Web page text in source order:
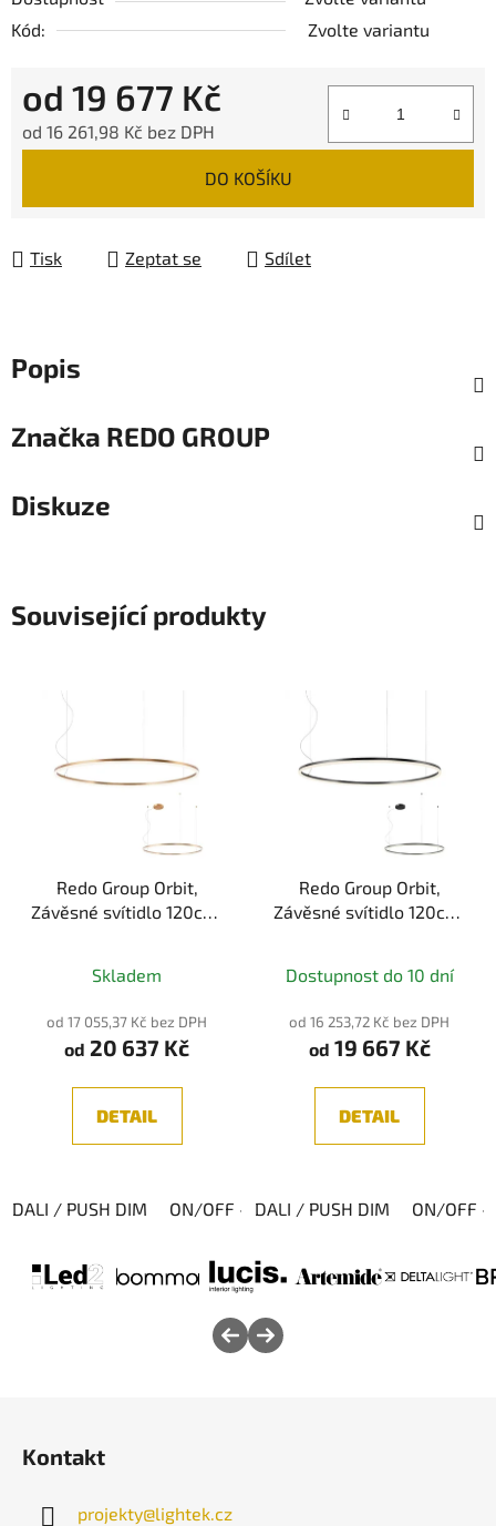
Kód:
Zvolte variantu
od 19 677 Kč
od 16 261,98 Kč bez DPH
DO KOŠÍKU
Tisk Zeptat se Sdílet
Popis
Značka REDO GROUP
Diskuze
Související produkty
Redo Group Orbit,
Závěsné svítidlo 120cm,
Skladem
od 17 055,37 Kč bez DPH
od 20 637 Kč
DETAIL
DALI / PUSH DIM ON/OFF - TRIAC (Fázové)
Redo Group Orbit,
Závěsné svítidlo 120cm,
Dostupnost do 10 dní
od 16 253,72 Kč bez DPH
od 19 667 Kč
DETAIL
DALI / PUSH DIM ON/OFF -
Kontakt
projekty@lightek.cz